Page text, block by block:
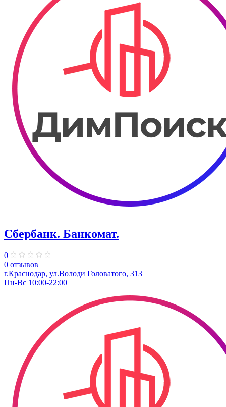
Сбербанк. Банкомат.
0
0 отзывов
г.Краснодар, ул.​Володи Головатого, 313
Пн-Вс 10:00-22:00